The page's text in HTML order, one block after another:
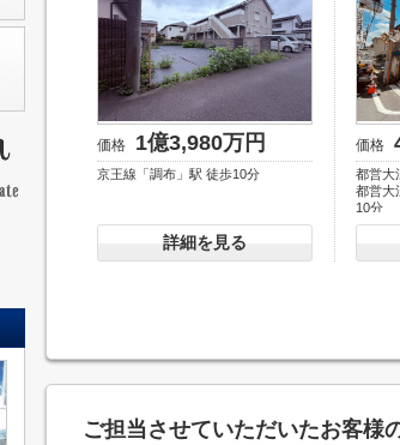
価格 1億3,980万円
京王線「調布」駅 徒歩10分
詳細を見る
価格
都営大
都営大
10分
有楽町
ご担当させていただいたお客様